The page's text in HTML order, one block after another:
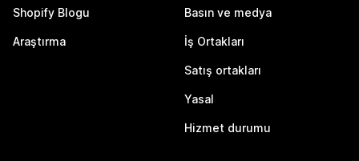
Shopify Blogu
Araştırma
Basın ve medya
İş Ortakları
Satış ortakları
Yasal
Hizmet durumu